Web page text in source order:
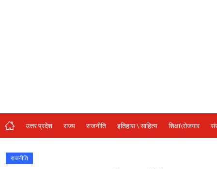
विशेष स्टोरी
अजब गजब
कृषि
उत्तर प्रदेश राज्य राजनीति इतिहास \ साहित्य शिक्षा\रोजगार
राजनीति